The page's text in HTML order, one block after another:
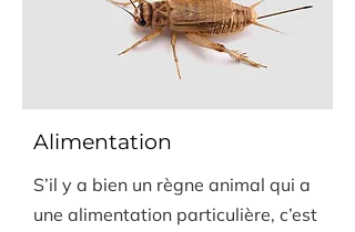
Alimentation
S’il y a bien un règne animal qui a
une alimentation particulière, c’est